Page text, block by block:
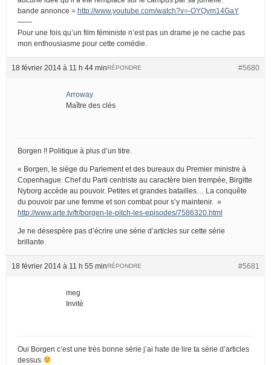
bande annonce = http://www.youtube.com/watch?v=-OYQym14GaY
——
Pour une fois qu’un film féministe n’est pas un drame je ne cache pas
mon enthousiasme pour cette comédie.
18 février 2014 à 11 h 44 min #5680
RÉPONDRE
Arroway
Maître des clés
Borgen !! Politique à plus d’un titre.
« Borgen, le siège du Parlement et des bureaux du Premier ministre à
Copenhague. Chef du Parti centriste au caractère bien trempée, Birgitte
Nyborg accède au pouvoir. Petites et grandes batailles… La conquête
du pouvoir par une femme et son combat pour s’y maintenir. »
http://www.arte.tv/fr/borgen-le-pitch-les-episodes/7586320.html
Je ne désespère pas d’écrire une série d’articles sur cette série
brillante.
18 février 2014 à 11 h 55 min #5681
RÉPONDRE
meg
Invité
Oui Borgen c’est une très bonne série j’ai hate de lire ta série d’articles
dessus